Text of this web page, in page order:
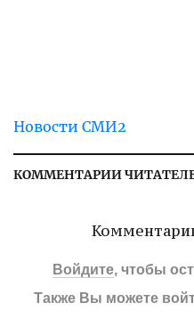
Новости СМИ2
КОММЕНТАРИИ
Войдите, чтобы
Также Вы можете